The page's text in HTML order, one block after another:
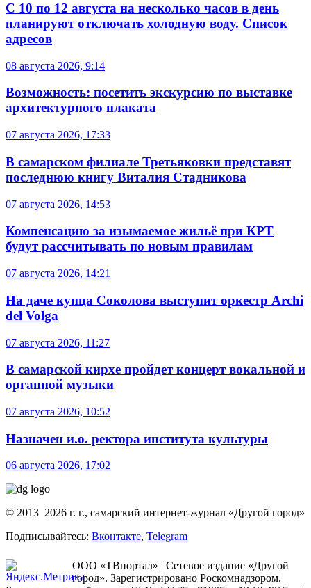
С 10 по 12 августа на несколько часов в день
планируют отключать холодную воду. Список
адресов
08 августа 2026, 9:14
Возможность: посетить экскурсию по выставке
архитектурного плаката
07 августа 2026, 17:33
В самарском филиале Третьяковки представят
последнюю книгу Виталия Стадникова
07 августа 2026, 14:53
Компенсацию за изымаемое жильё при КРТ
будут рассчитывать по новым правилам
07 августа 2026, 14:21
На даче купца Соколова выступит оркестр Archi
del Volga
07 августа 2026, 11:27
В самарской кирхе пройдет концерт вокальной и
органной музыки
07 августа 2026, 10:52
Назначен и.о. ректора института культуры
06 августа 2026, 17:02
© 2013–2026 г. г., самарский интернет-журнал «Другой город»
Подписывайтесь: Вконтакте, Telegram
ООО «ТВпортал» | Сетевое издание «Другой
город». Зарегистрировано Роскомнадзором.